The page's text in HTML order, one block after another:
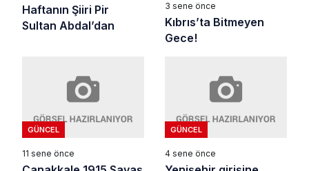
Haftanın Şiiri Pir
Sultan Abdal’dan
3 sene önce
Kıbrıs’ta Bitmeyen
Gece!
GÜNCEL
11 sene önce
GÜNCEL
4 sene önce